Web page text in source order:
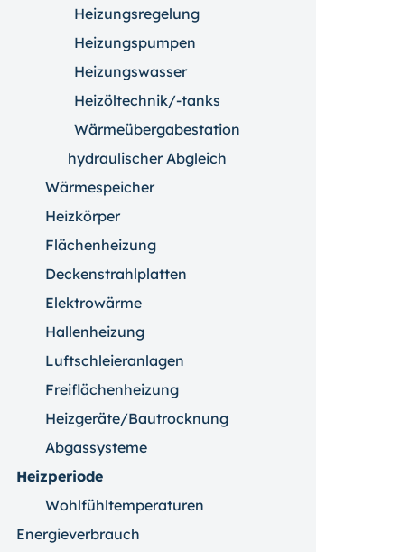
Heizungsregelung
Heizungspumpen
Heizungswasser
Heizöltechnik/-tanks
Wärmeübergabestation
hydraulischer Abgleich
Wärmespeicher
Heizkörper
Flächenheizung
Deckenstrahlplatten
Elektrowärme
Hallenheizung
Luftschleieranlagen
Freiflächenheizung
Heizgeräte/Bautrocknung
Abgassysteme
Heizperiode
Wohlfühltemperaturen
Energieverbrauch